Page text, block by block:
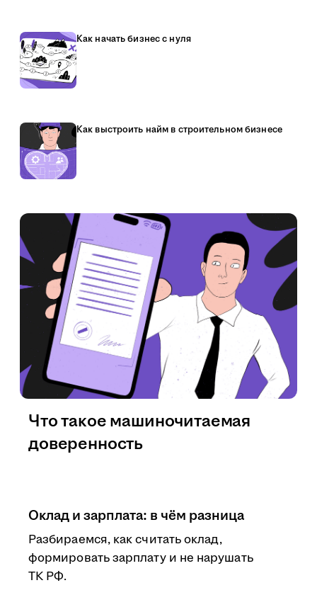
Как начать бизнес с нуля
Как выстроить найм в строительном бизнесе
Оклад и зарплата: в чём разница
Разбираемся, как считать оклад,
формировать зарплату и не нарушать
ТК РФ.
Что такое машиночитаемая
доверенность